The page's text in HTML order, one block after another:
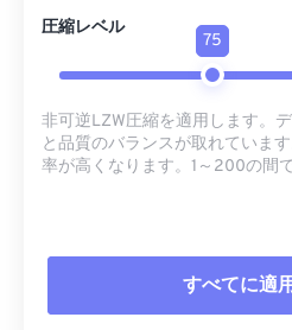
圧縮レベル
75
非可逆LZW圧縮を適用します。
と品質のバランスが取れていま
率が高くなります。1～200の間
すべてに適